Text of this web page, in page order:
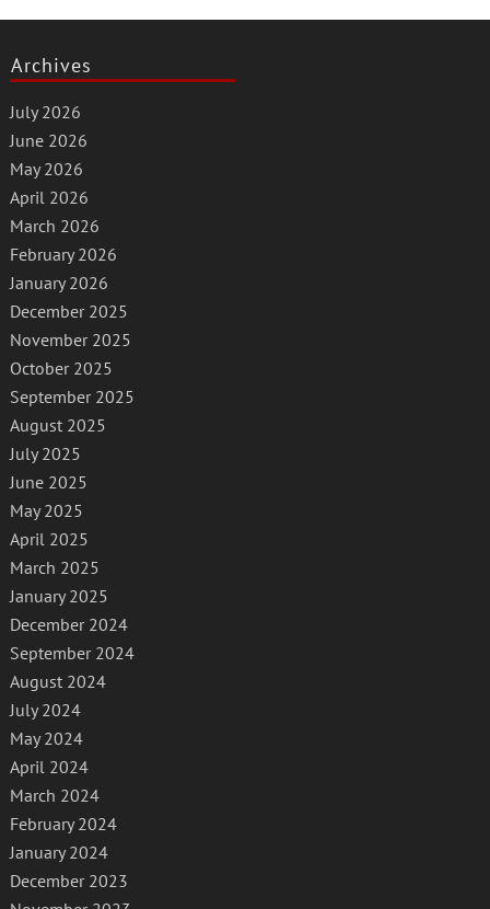
Archives
July 2026
June 2026
May 2026
April 2026
March 2026
February 2026
January 2026
December 2025
November 2025
October 2025
September 2025
August 2025
July 2025
June 2025
May 2025
April 2025
March 2025
January 2025
December 2024
September 2024
August 2024
July 2024
May 2024
April 2024
March 2024
February 2024
January 2024
December 2023